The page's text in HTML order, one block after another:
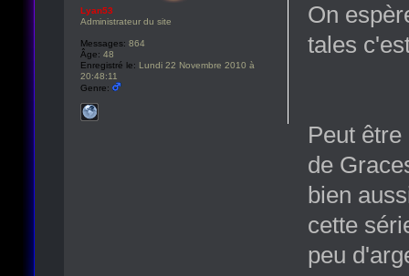
On
tales
Peut
de
bien
cette
peu
Lyan53
Administrateur du site
Messages: 864
Âge: 48
Enregistré le: Lundi 22 Novembre 2010 à
20:48:11
Genre: